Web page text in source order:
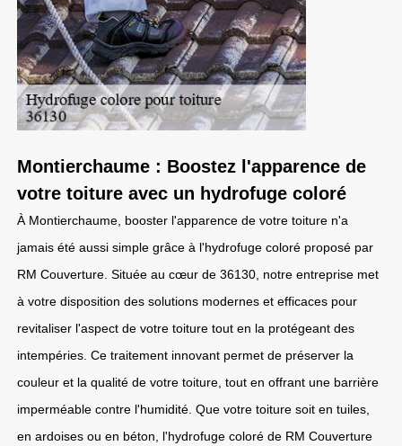
Montierchaume : Boostez l'apparence de
votre toiture avec un hydrofuge coloré
À Montierchaume, booster l'apparence de votre toiture n'a
jamais été aussi simple grâce à l'hydrofuge coloré proposé par
RM Couverture. Située au cœur de 36130, notre entreprise met
à votre disposition des solutions modernes et efficaces pour
revitaliser l'aspect de votre toiture tout en la protégeant des
intempéries. Ce traitement innovant permet de préserver la
couleur et la qualité de votre toiture, tout en offrant une barrière
imperméable contre l'humidité. Que votre toiture soit en tuiles,
en ardoises ou en béton, l'hydrofuge coloré de RM Couverture